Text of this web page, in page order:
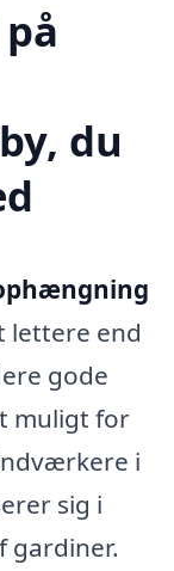
du
lettere end
gode
muligt for
i
sig i
gardiner.